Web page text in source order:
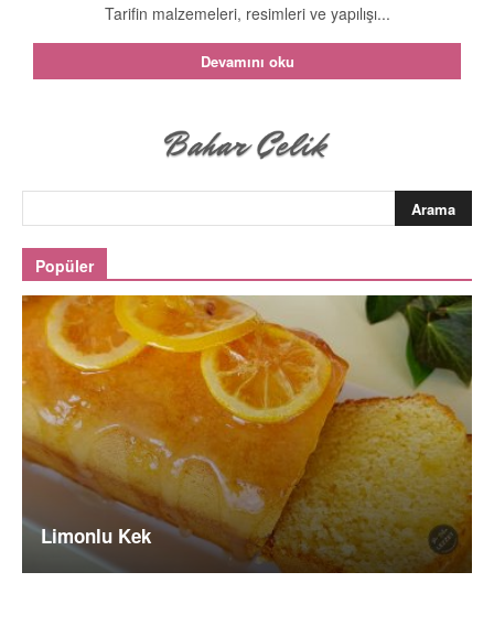
Tarifin malzemeleri, resimleri ve yapılışı...
Devamını oku
Popüler
Limonlu Kek